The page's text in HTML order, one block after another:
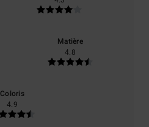
Matière
4.8
Coloris
4.9